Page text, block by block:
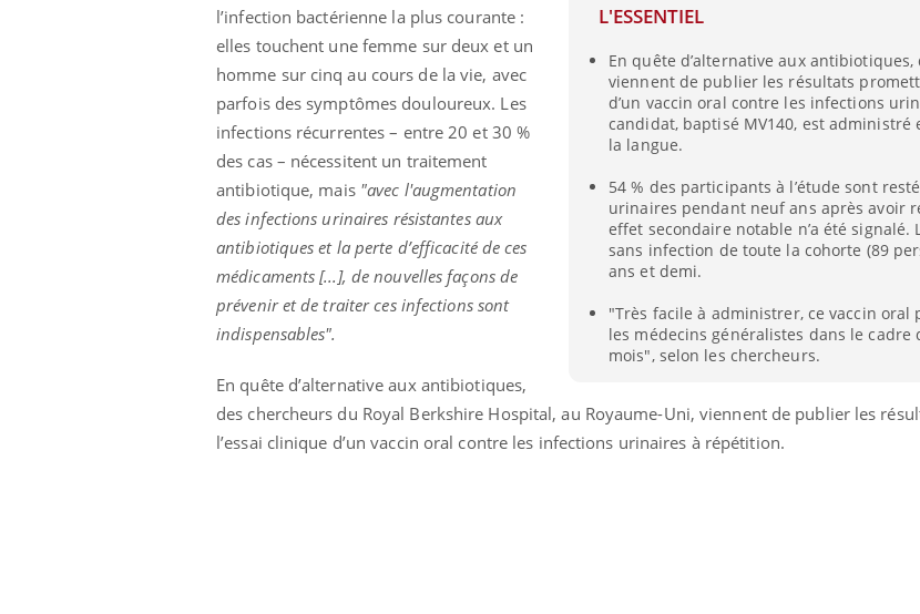
L'ESSENTIEL
En quête d’alternative aux
viennent de publier les résultats
d’un vaccin oral contre les infections
candidat, baptisé MV140, est administré
la langue.
54 % des participants à l’étude sont
urinaires pendant neuf ans après avoir
effet secondaire notable n’a été signalé.
sans infection de toute la cohorte (89
ans et demi.
"Très facile à administrer, ce vaccin
les médecins généralistes dans le cadre
mois", selon les chercheurs.
l’infection bactérienne la plus courante :
elles touchent une femme sur deux et un
homme sur cinq au cours de la vie, avec
parfois des symptômes douloureux. Les
infections récurrentes – entre 20 et 30 %
des cas – nécessitent un traitement
antibiotique, mais "avec l'augmentation
des infections urinaires résistantes aux
antibiotiques et la perte d’efficacité de ces
médicaments [...], de nouvelles façons de
prévenir et de traiter ces infections sont
indispensables".
En quête d’alternative aux antibiotiques,
des chercheurs du Royal Berkshire Hospital, au Royaume-Uni, viennent de publier les
l’essai clinique d’un vaccin oral contre les infections urinaires à répétition.